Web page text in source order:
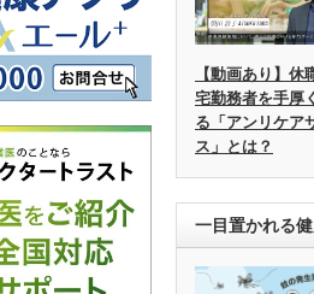
【動画あり】休
宅勤務者を手厚
る「アンリケア
ス」とは？
一目置かれる